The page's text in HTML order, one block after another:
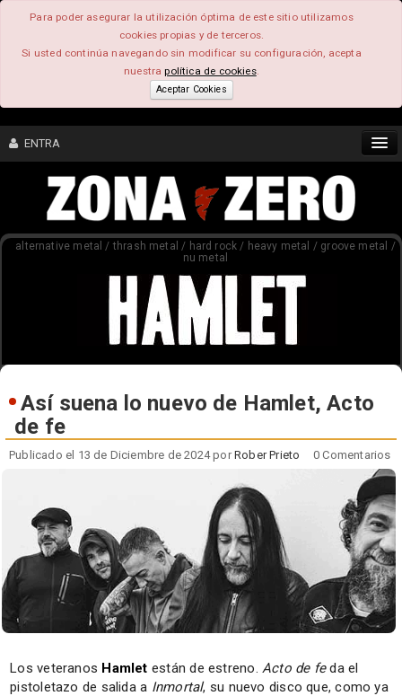
Para poder asegurar la utilización óptima de este sitio utilizamos
cookies propias y de terceros.
Si usted continúa navegando sin modificar su configuración, acepta
nuestrapolítica de cookies.
Aceptar Cookies
ENTRA
CONTENIDO
alternative metal / thrash metal / hard rock / heavy metal / groove metal /
nu metal
Así suena lo nuevo de Hamlet, Acto
de fe
Publicado el 13 de Diciembre de 2024 porRober Prieto 0 Comentarios
Los veteranos Hamlet están de estreno. Acto de feda el
pistoletazo de salida a Inmortal, su nuevo disco que, como ya